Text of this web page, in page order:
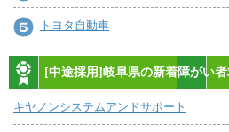
トヨタ自動車
[中途採用]岐阜県の新着障がい
キヤノンシステムアンドサポート